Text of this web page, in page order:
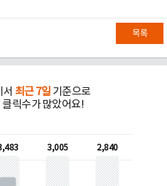
목록
최근 7일 기준으로
클릭수가 많았어요!
3,005 2,840